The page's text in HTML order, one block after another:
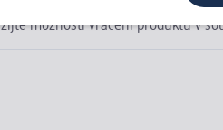
internetovém obchodě se
možnosti vrácení produktu v